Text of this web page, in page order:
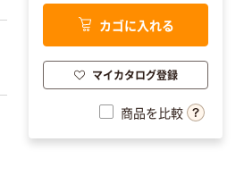
カゴに入れる
マイカタログ登録
商品を比較